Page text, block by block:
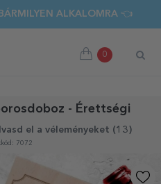
ALKALOMRA 👈 FEDEZD FEL
0
- Érettségi
el a véleményeket (13 )
7072